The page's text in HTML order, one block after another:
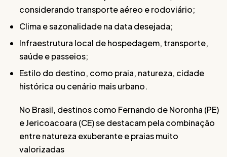
considerando transporte aéreo e rodoviário;
Clima e sazonalidade na data desejada;
Infraestrutura local de hospedagem, transporte,
saúde e passeios;
Estilo do destino, como praia, natureza, cidade
histórica ou cenário mais urbano.
No Brasil, destinos como Fernando de Noronha (PE)
e Jericoacoara (CE) se destacam pela combinação
entre natureza exuberante e praias muito
valorizadas